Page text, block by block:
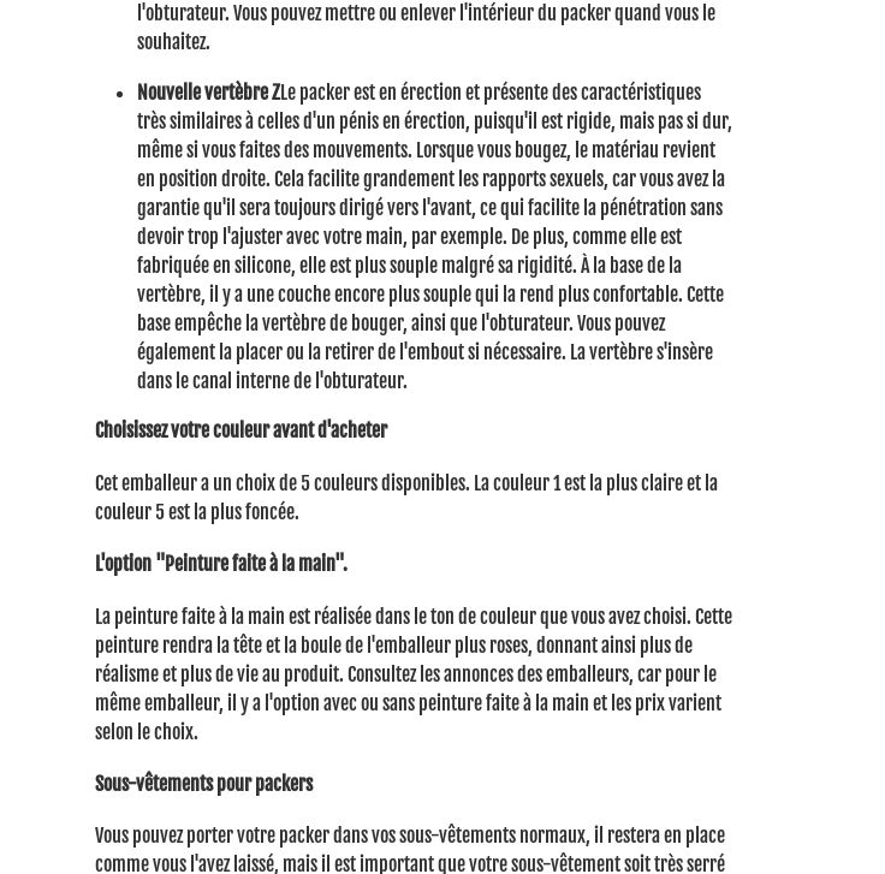
l'obturateur. Vous pouvez mettre ou enlever l'intérieur du packer quand vous le
souhaitez.
Nouvelle vertèbre ZLe packer est en érection et présente des caractéristiques
très similaires à celles d'un pénis en érection, puisqu'il est rigide, mais pas si dur,
même si vous faites des mouvements. Lorsque vous bougez, le matériau revient
en position droite. Cela facilite grandement les rapports sexuels, car vous avez la
garantie qu'il sera toujours dirigé vers l'avant, ce qui facilite la pénétration sans
devoir trop l'ajuster avec votre main, par exemple. De plus, comme elle est
fabriquée en silicone, elle est plus souple malgré sa rigidité. À la base de la
vertèbre, il y a une couche encore plus souple qui la rend plus confortable. Cette
base empêche la vertèbre de bouger, ainsi que l'obturateur. Vous pouvez
également la placer ou la retirer de l'embout si nécessaire. La vertèbre s'insère
dans le canal interne de l'obturateur.
Choisissez votre couleur avant d'acheter
Cet emballeur a un choix de 5 couleurs disponibles. La couleur 1 est la plus claire et la
couleur 5 est la plus foncée.
L'option "Peinture faite à la main".
La peinture faite à la main est réalisée dans le ton de couleur que vous avez choisi. Cette
peinture rendra la tête et la boule de l'emballeur plus roses, donnant ainsi plus de
réalisme et plus de vie au produit. Consultez les annonces des emballeurs, car pour le
même emballeur, il y a l'option avec ou sans peinture faite à la main et les prix varient
selon le choix.
Sous-vêtements pour packers
Vous pouvez porter votre packer dans vos sous-vêtements normaux, il restera en place
comme vous l'avez laissé, mais il est important que votre sous-vêtement soit très serré